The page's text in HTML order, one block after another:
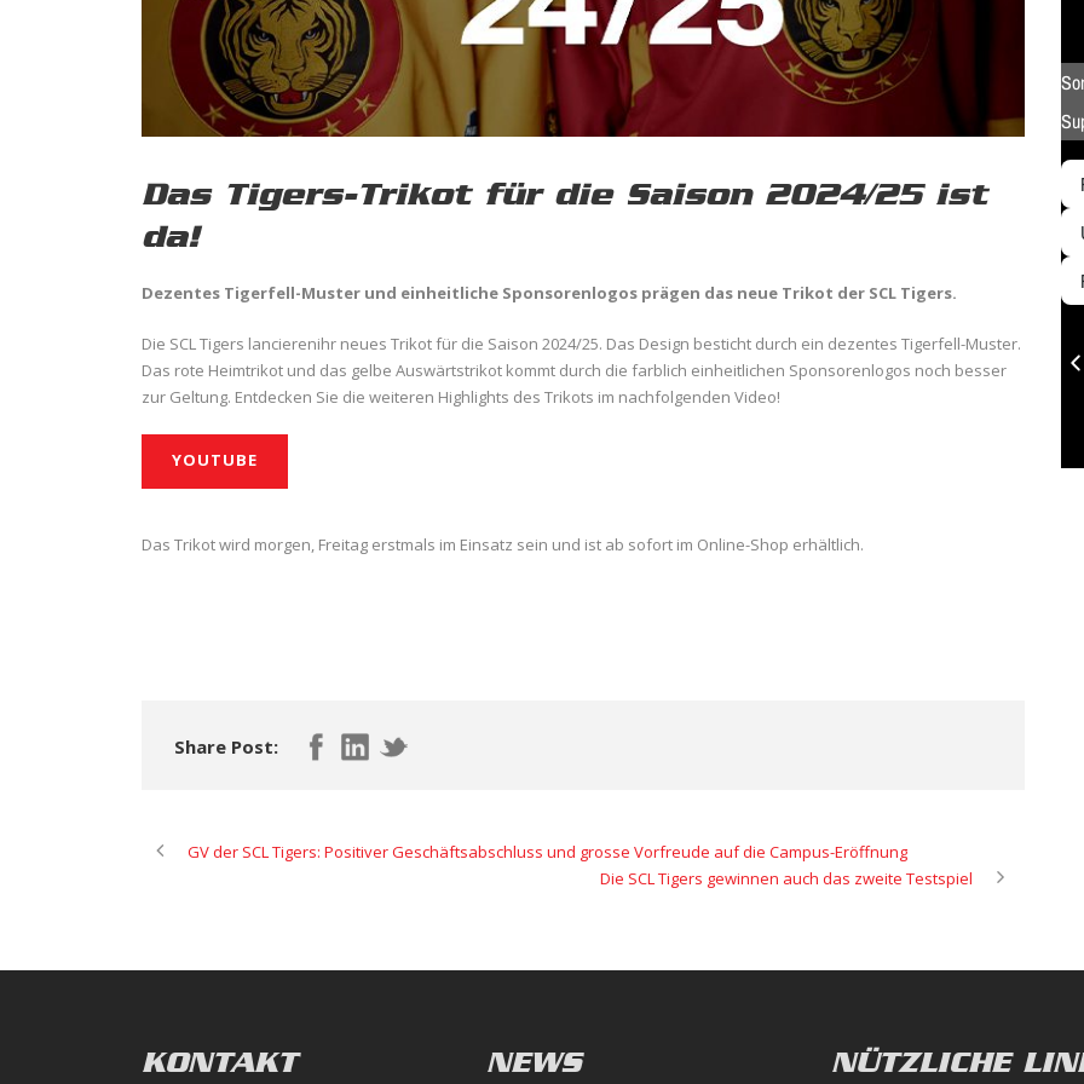
Das Tigers-Trikot für die Saison 2024/25 ist
da!
Dezentes Tigerfell-Muster und einheitliche Sponsorenlogos prägen das neue Trikot der SCL Tigers.
Die SCL Tigers lancierenihr neues Trikot für die Saison 2024/25. Das Design besticht durch ein dezentes Tigerfell-Muster.
Das rote Heimtrikot und das gelbe Auswärtstrikot kommt durch die farblich einheitlichen Sponsorenlogos noch besser
zur Geltung. Entdecken Sie die weiteren Highlights des Trikots im nachfolgenden Video!
YOUTUBE
Das Trikot wird morgen, Freitag erstmals im Einsatz sein und ist ab sofort im Online-Shop erhältlich.
Share Post:
GV der SCL Tigers: Positiver Geschäftsabschluss und grosse Vorfreude auf die Campus-Eröffnung
Die SCL Tigers gewinnen auch das zweite Testspiel
KONTAKT NEWS NÜTZLICHE